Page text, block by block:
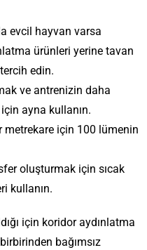
evcil hayvan varsa
ürünleri yerine tavan
edin.
ve antrenizin daha
ayna kullanın.
için 100 lümenin
oluşturmak için sıcak
kullanın.
için koridor aydınlatma
bağımsız
n
a
i
n